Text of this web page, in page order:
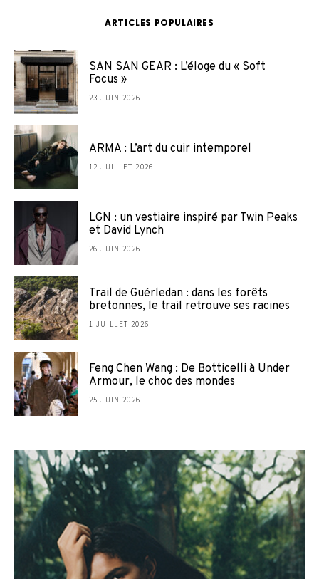
ARTICLES POPULAIRES
SAN SAN GEAR : L’éloge du « Soft
Focus »
23 JUIN 2026
ARMA : L’art du cuir intemporel
12 JUILLET 2026
LGN : un vestiaire inspiré par Twin Peaks
et David Lynch
26 JUIN 2026
Trail de Guérledan : dans les forêts
bretonnes, le trail retrouve ses racines
1 JUILLET 2026
Feng Chen Wang : De Botticelli à Under
Armour, le choc des mondes
25 JUIN 2026